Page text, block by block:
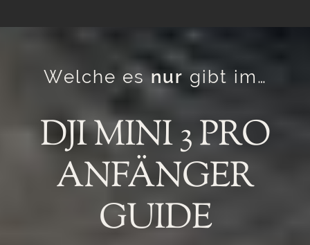
Welche esnur gibt im…
DJI MINI 3 PRO
ANFÄNGER
GUIDE